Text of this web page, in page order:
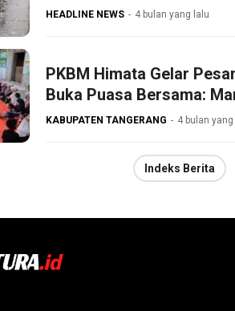
HEADLINE NEWS 4 bulan yang lalu
PKBM Himata Gelar
Buka Puasa Bersama:
KABUPATEN TANGERANG 4 bulan
Indeks Berita